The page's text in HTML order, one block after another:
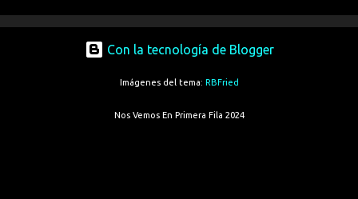
Con la tecnología de Blogger
Imágenes del tema: RBFried
Nos Vemos En Primera Fila 2024